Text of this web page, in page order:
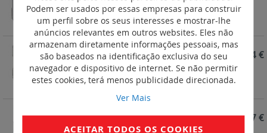
Disjuntores DX3 - 36kA - 2P - 230/400 V~ - 10 A -
curva C - 3módulos
REF. 410013
Disjuntores DX3 - 36kA - 2P - 230/400 V~ - 10 A -
curva C - 3 módulos
212,44 €
REF. 410012 196,27 €
Podem ser usados por essas empresas para construir
um perfil sobre os seus interesses e mostrar-lhe
anúncios relevantes em outros websites. Eles não
armazenam diretamente informações pessoais, mas
são baseados na identificação exclusiva do seu
navegador e dispositivo de internet. Se não permitir
estes cookies, terá menos publicidade direcionada.
Ver Mais
ACEITAR TODOS OS COOKIES